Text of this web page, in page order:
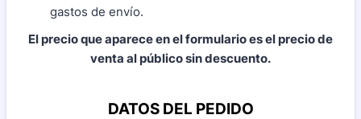
gastos de envío.
El precio que aparece en el formulario es el precio de
venta al público sin descuento.
DATOS DEL PEDIDO